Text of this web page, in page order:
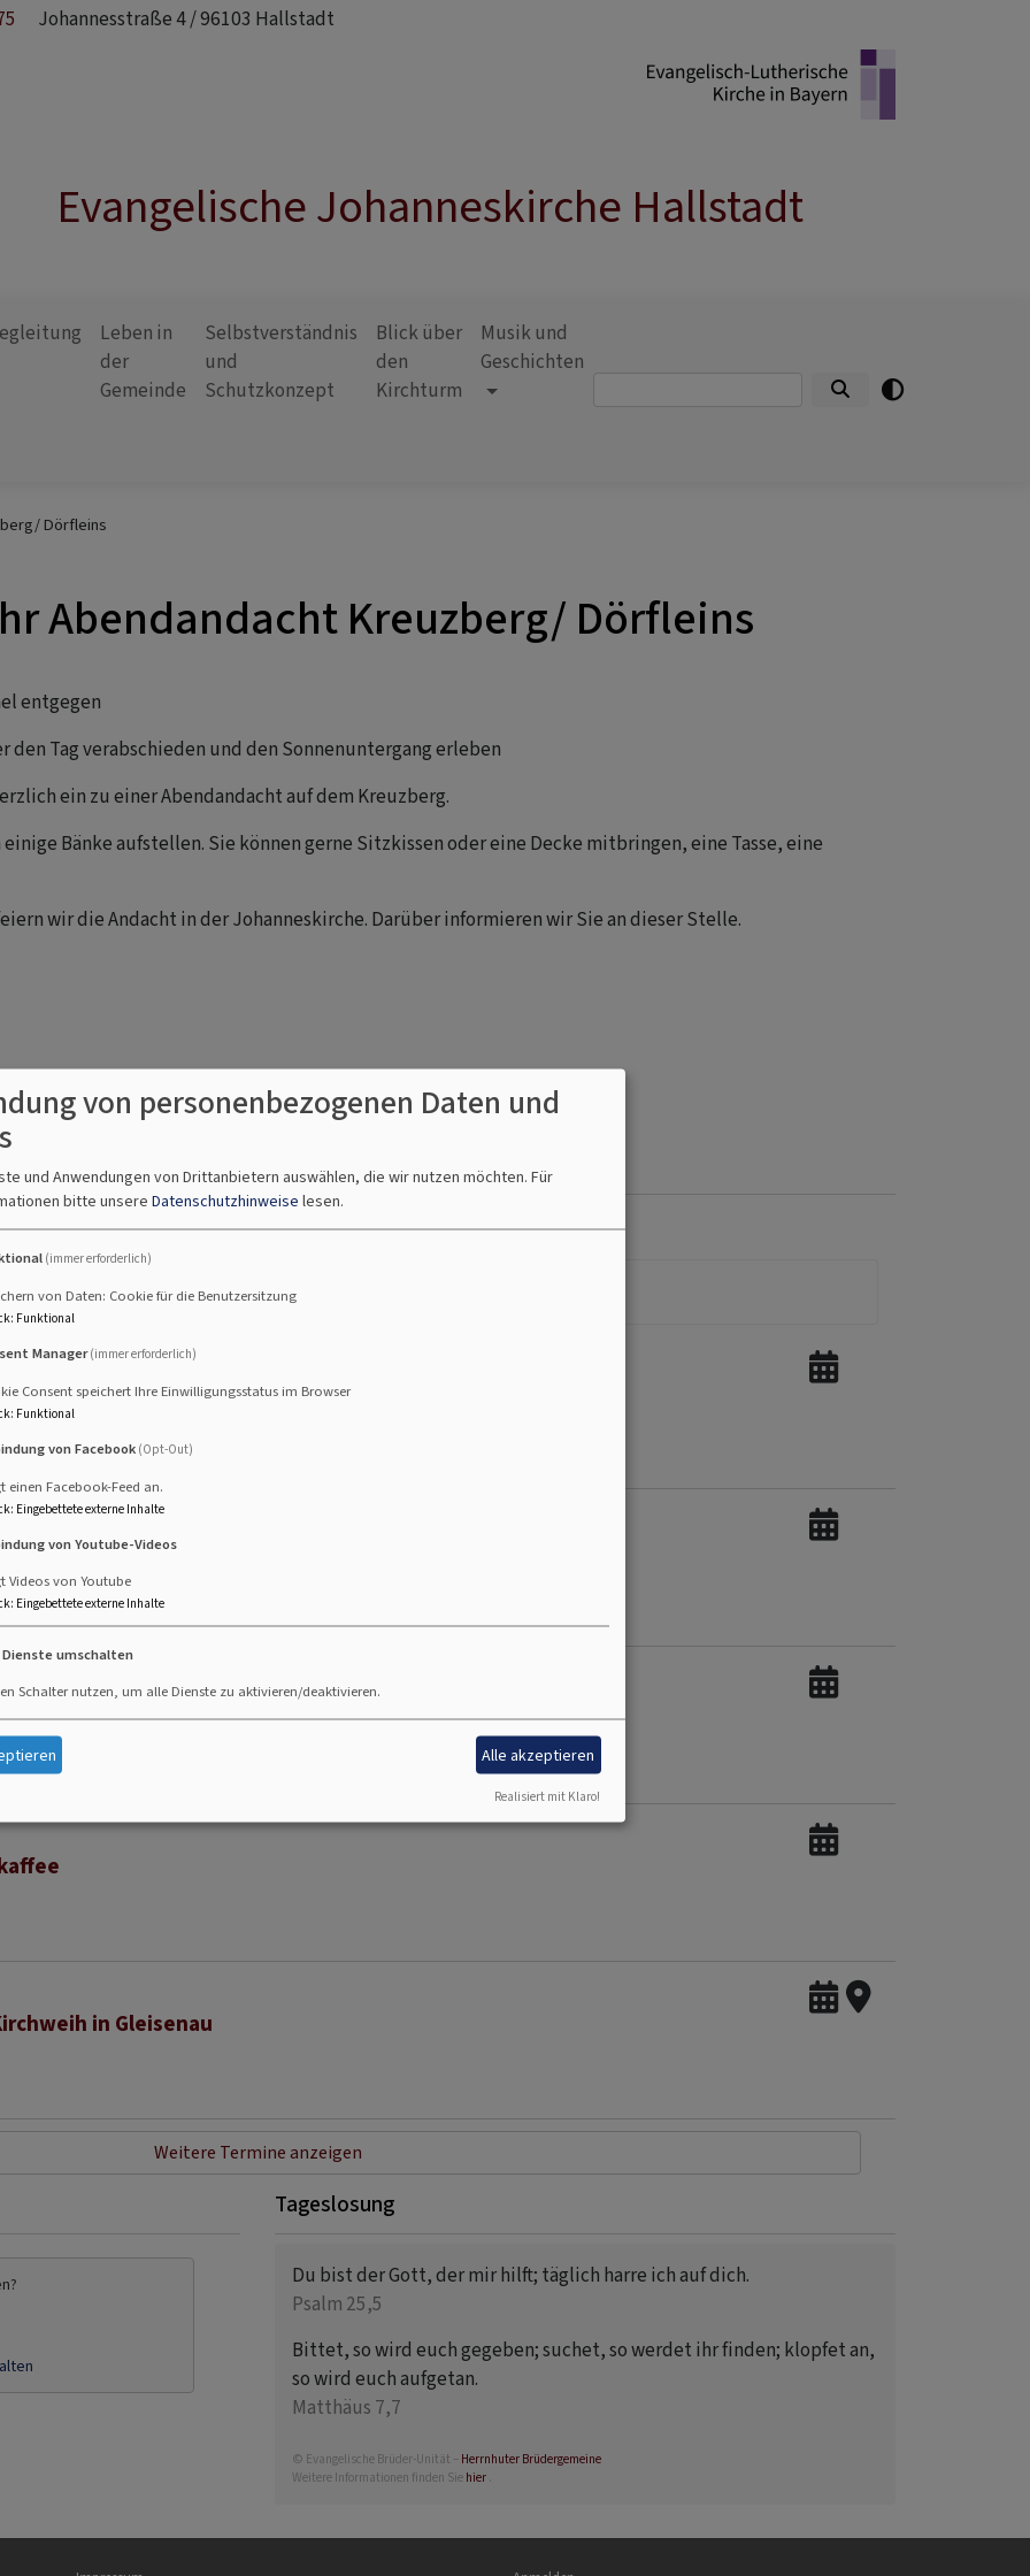
Johannesstraße 4 / 96103 Hallstadt
Evangelische Johanneskirche Hallstadt
Leben in
der
Gemeinde
Selbstverständnis
und
Schutzkonzept
Blick über
den
Kirchturm
Musik und
Geschichten
Dörfleins
Abendandacht Kreuzberg/ Dörfleins
entgegen
den Tag verabschieden und den Sonnenuntergang erleben
ein zu einer Abendandacht auf dem Kreuzberg.
Bänke aufstellen. Sie können gerne Sitzkissen oder eine Decke mitbringen, eine Tasse, eine
wir die Andacht in der Johanneskirche. Darüber informieren wir Sie an dieser Stelle.
Kirchenkaffee
in Gleisenau
Weitere Termine anzeigen
Tageslosung
Du bist der Gott, der mir hilft; täglich harre ich auf dich.
Psalm 25,5
Bittet, so wird euch gegeben; suchet, so werdet ihr finden; klopfet an,
so wird euch aufgetan.
Matthäus 7,7
© Evangelische Brüder-Unität – Herrnhuter Brüdergemeine
Weitere Informationen finden Sie hier .
Fußbereichsmenü Benutzermenü
von personenbezogenen Daten und
und Anwendungen von Drittanbietern auswählen, die wir nutzen möchten. Für
bitte unsere Datenschutzhinweise lesen.
(immer erforderlich)
von Daten: Cookie für die Benutzersitzung
: Funktional
Manager(immer erforderlich)
Consent speichert Ihre Einwilligungsstatus im Browser
: Funktional
von Facebook (Opt-Out)
einen Facebook-Feed an.
: Eingebettete externe Inhalte
von Youtube-Videos
Videos von Youtube
: Eingebettete externe Inhalte
umschalten
Schalter nutzen, um alle Dienste zu aktivieren/deaktivieren.
Alle akzeptieren
Realisiert mit Klaro!